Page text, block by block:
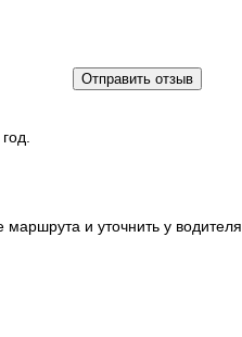
Отправить отзыв
и уточнить у водителя.